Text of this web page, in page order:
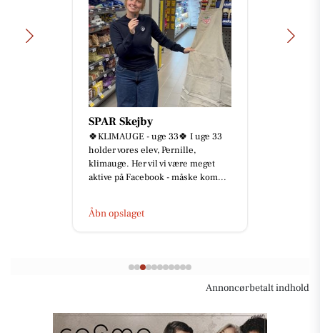
SPAR Skejby
🍀KLIMAUGE - uge 33🍀 I uge 33
holder vores elev, Pernille,
klimauge. Her vil vi være meget
aktive på Facebook - måske kom...
Åbn opslaget
Annoncørbetalt indhold